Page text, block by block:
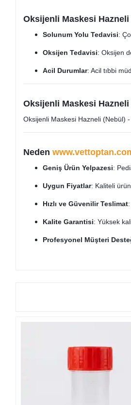
Oksijenli Maskesi Hazneli
Solunum Yolu Tedavisi:
Oksijen Tedavisi: Oksijen
Acil Durumlar: Acil tıbbi
Oksijenli Maskesi
Oksijenli Maskesi Hazneli (Nebül)
Neden
Geniş Ürün Yelpazesi:
Uygun Fiyatlar: Kaliteli
Hızlı ve Güvenilir Teslimat
Kalite Garantisi: Yüksek
Profesyonel Müşteri